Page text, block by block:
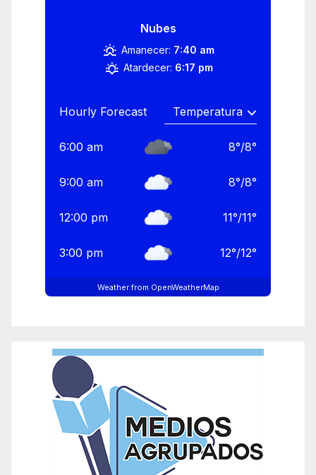
Nubes
Amanecer: 7:40 am
Atardecer: 6:17 pm
Hourly Forecast
6:00 am 8°/8°
9:00 am 8°/8°
12:00 pm 11°/11°
3:00 pm 12°/12°
Weather from OpenWeatherMap